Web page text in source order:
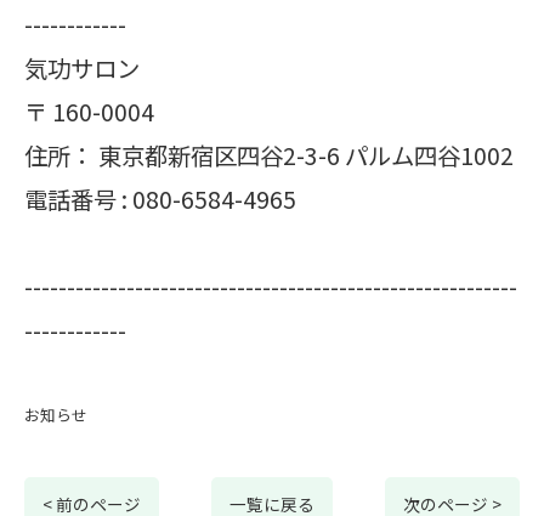
------------
気功サロン
〒 160-0004
住所： 東京都新宿区四谷2-3-6 パルム四谷1002
電話番号 : 080-6584-4965
----------------------------------------------------------
------------
お知らせ
< 前のページ 一覧に戻る 次のページ >